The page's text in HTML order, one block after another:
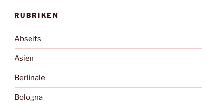
RUBRIKEN
Abseits
Asien
Berlinale
Bologna